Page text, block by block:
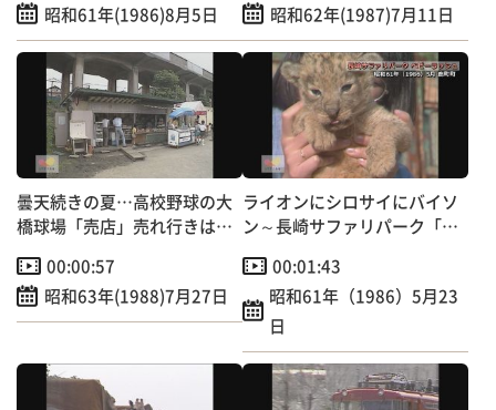
昭和61年(1986)8月5日
昭和62年(1987)7月11日
曇天続きの夏…高校野球の大
橋球場「売店」売れ行きは例
00:00:57
昭和63年(1988)7月27日
ライオンにシロサイにバイソ
ン～長崎サファリパーク「ベ
00:01:43
昭和61年（1986）5月23
日